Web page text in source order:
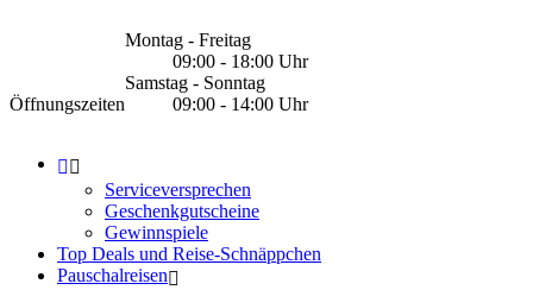
Öffnungszeiten
Montag - Freitag
09:00 - 18:00 Uhr
Samstag - Sonntag
09:00 - 14:00 Uhr
Serviceversprechen
Geschenkgutscheine
Gewinnspiele
Top Deals und Reise-Schnäppchen
Pauschalreisen